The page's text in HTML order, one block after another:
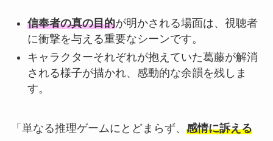
信奉者の真の目的が明かされる場面は、視聴者
に衝撃を与える重要なシーンです。
キャラクターそれぞれが抱えていた葛藤が解消
される様子が描かれ、感動的な余韻を残しま
す。
「単なる推理ゲームにとどまらず、 感情に訴える